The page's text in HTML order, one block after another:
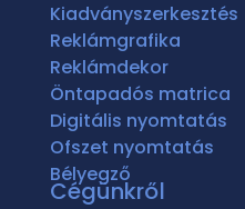
Kiadványszerkesztés
Reklámgrafika
Reklámdekor
Öntapadós matrica
Digitális nyomtatás
Ofszet nyomtatás
Bélyegző
Cégünkről